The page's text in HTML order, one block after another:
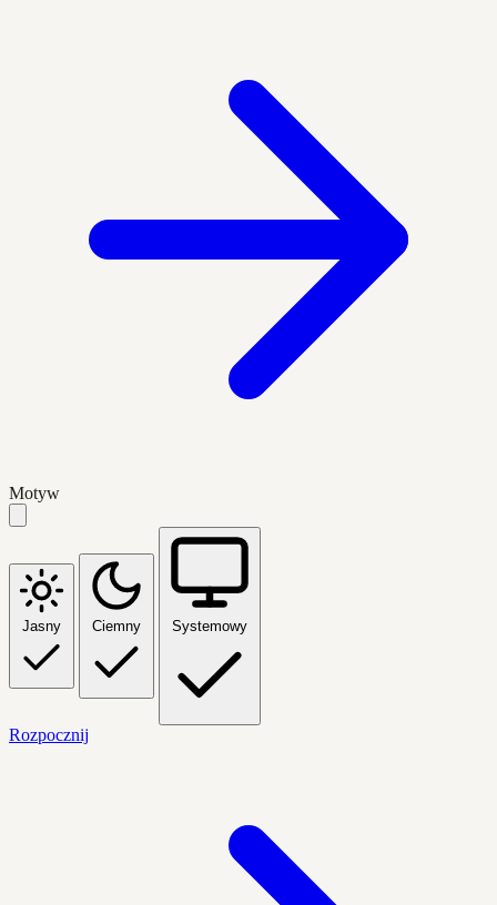
Motyw
Jasny Ciemny Systemowy
Rozpocznij